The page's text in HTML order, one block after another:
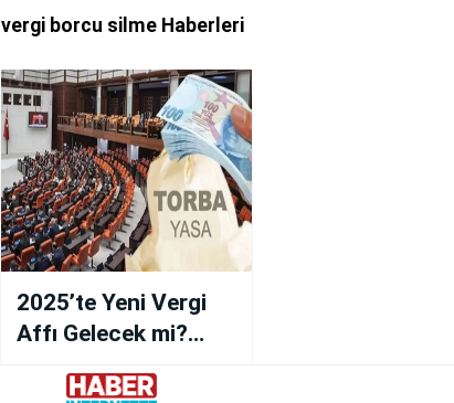
vergi borcu silme Haberleri
2025’te Yeni Vergi
Affı Gelecek mi?